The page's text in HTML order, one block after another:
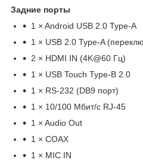
Задние порты
1 × Android USB 2.0 Type-A
1 × USB 2.0 Type-A
2 × HDMI IN (4K@60 Гц)
1 × USB Touch Type-B 2.0
1 × RS-232 (DB9 порт)
1 × 10/100 Мбит/с RJ-45
1 × Audio Out
1 × COAX
1 × MIC IN